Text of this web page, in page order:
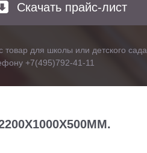
Скачать прайс-лист
для школы или детского
+7(495)792-41-11